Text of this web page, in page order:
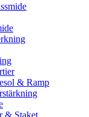
& Ramp
& Staket